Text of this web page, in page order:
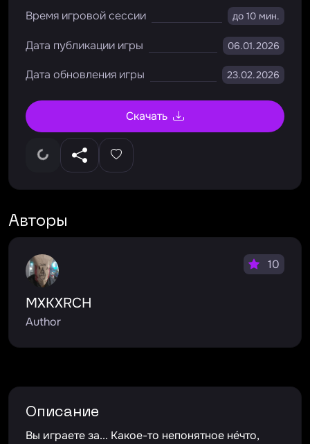
Время игровой сессии до 10 мин.
Дата публикации игры 06.01.2026
Дата обновления игры 23.02.2026
Скачать
Авторы
MXKXRCH
Author
10
Описание
Вы играете за... Какое-то непонятное не́что,